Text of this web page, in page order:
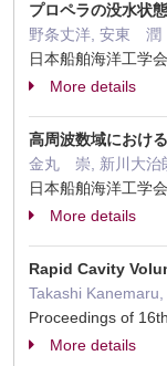
プロペラの没水状
野条丈洋, 安東 潤
日本船舶海洋工
More details
高周波数域におけ
金丸 崇, 新川大治
日本船舶海洋工
More details
Rapid Cavity
Takashi
Proceedings of
More details